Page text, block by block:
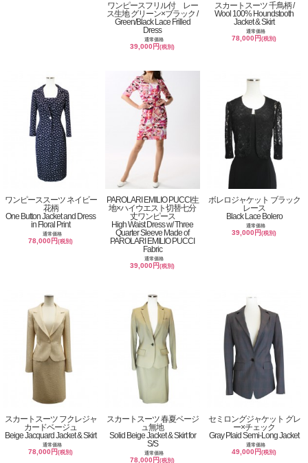
ワンピースフリル付 レー
ス生地 グリーン×ブラック /
Green/Black Lace Frilled
Dress
通常価格
39,000円(税別)
スカートスーツ 千鳥柄 /
Wool 100% Houndstooth
Jacket & Skirt
通常価格
78,000円(税別)
ワンピーススーツ ネイビー
花柄
One Button Jacket and Dress
in Floral Print
通常価格
78,000円(税別)
PAROLARI EMILIO PUCCI生
地×ハイウエスト切替七分
丈ワンピース
High Waist Dress w/ Three
Quarter Sleeve Made of
PAROLARI EMILIO PUCCI
Fabric
通常価格
39,000円(税別)
ボレロジャケット ブラック
レース
Black Lace Bolero
通常価格
39,000円(税別)
スカートスーツ フクレジャ
カードベージュ
Beige Jacquard Jacket & Skirt
通常価格
78,000円(税別)
スカートスーツ 春夏ベージ
ュ無地
Solid Beige Jacket & Skirt for
S/S
通常価格
78,000円(税別)
セミロングジャケット グレ
ー×チェック
Gray Plaid Semi-Long Jacket
通常価格
49,000円(税別)